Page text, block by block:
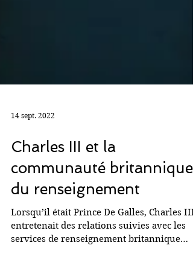
14 sept. 2022
Charles III et la
communauté britannique
du renseignement